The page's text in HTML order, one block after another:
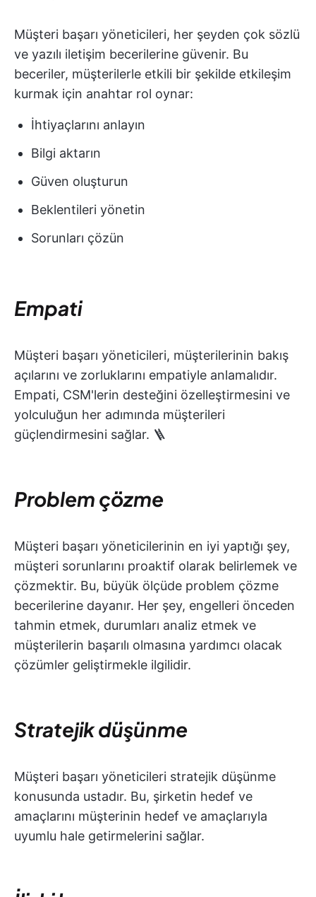
Müşteri başarı yöneticileri, her şeyden çok sözlü
ve yazılı iletişim becerilerine güvenir. Bu
beceriler, müşterilerle etkili bir şekilde etkileşim
kurmak için anahtar rol oynar:
İhtiyaçlarını anlayın
Bilgi aktarın
Güven oluşturun
Beklentileri yönetin
Sorunları çözün
Empati
Müşteri başarı yöneticileri, müşterilerinin bakış
açılarını ve zorluklarını empatiyle anlamalıdır.
Empati, CSM'lerin desteğini özelleştirmesini ve
yolculuğun her adımında müşterileri
güçlendirmesini sağlar. 🪜
Problem çözme
Müşteri başarı yöneticilerinin en iyi yaptığı şey,
müşteri sorunlarını proaktif olarak belirlemek ve
çözmektir. Bu, büyük ölçüde problem çözme
becerilerine dayanır. Her şey, engelleri önceden
tahmin etmek, durumları analiz etmek ve
müşterilerin başarılı olmasına yardımcı olacak
çözümler geliştirmekle ilgilidir.
Stratejik düşünme
Müşteri başarı yöneticileri stratejik düşünme
konusunda ustadır. Bu, şirketin hedef ve
amaçlarını müşterinin hedef ve amaçlarıyla
uyumlu hale getirmelerini sağlar.